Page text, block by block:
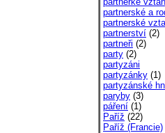
partnerské a
partnerské
partnerství (2)
partneři (2)
party (2)
partyzáni
partyzánky (1)
partyzánské
paryby (3)
páření (1)
Paříž (22)
Paříž (Francie)